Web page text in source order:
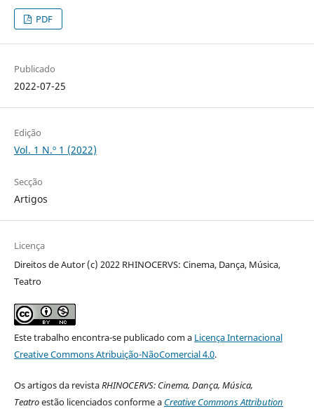
PDF
Publicado
2022-07-25
Edição
Vol. 1 N.º 1 (2022)
Secção
Artigos
Licença
Direitos de Autor (c) 2022 RHINOCERVS: Cinema, Dança, Música,
Teatro
Este trabalho encontra-se publicado com a Licença Internacional
Creative Commons Atribuição-NãoComercial 4.0.
Os artigos da revistaRHINOCERVS: Cinema, Dança, Música,
Teatroestão licenciados conforme a Creative Commons Attribution